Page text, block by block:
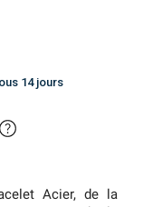
14 jours
Acier, de la